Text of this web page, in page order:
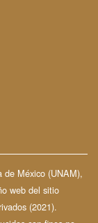
de México (UNAM),
web del sitio
(2021).